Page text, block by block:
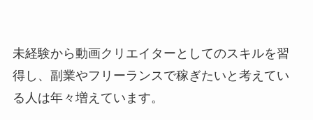
未経験から動画クリエイターとしてのスキルを習
得し、副業やフリーランスで稼ぎたいと考えてい
る人は年々増えています。